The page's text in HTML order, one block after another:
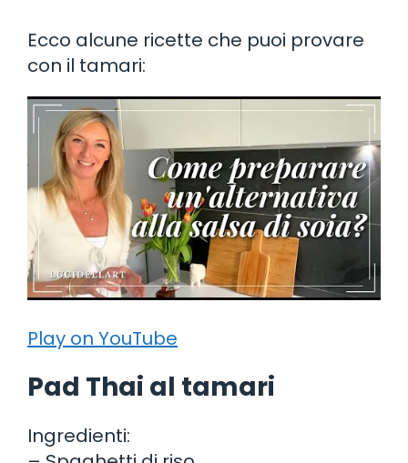
Ecco alcune ricette che puoi provare
con il tamari:
Play on YouTube
Pad Thai al tamari
Ingredienti: